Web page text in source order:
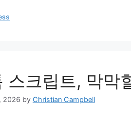
스크립트, 막막
2026 by Christian Campbell